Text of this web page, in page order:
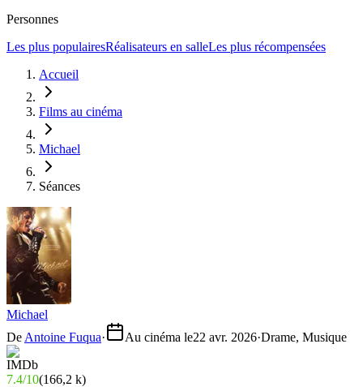
Personnes
Les plus populairesRéalisateurs en salleLes plus récompensées
Accueil
Films au cinéma
Michael
Séances
Michael
De Antoine Fuqua· Au cinéma le22 avr. 2026·Drame, Musique
7.4/10(166,2 k)